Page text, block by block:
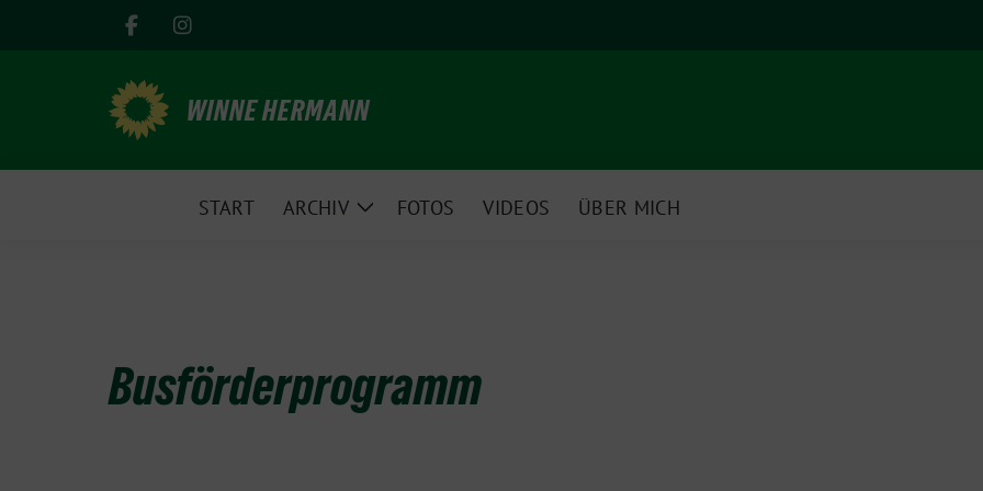
WINNE HERMANN
START ARCHIV
ZeigeFOTOS VIDEOS ÜBER MICH
Busförderprogramm